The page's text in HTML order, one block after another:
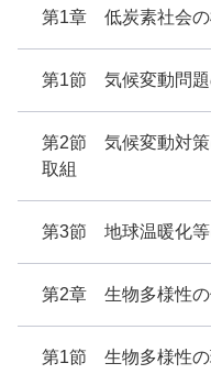
第1章 低炭素社会の
第1節 気候変動問題
第2節 気候変動対策
取組
第3節 地球温暖化等
第2章 生物多様性の
第1節 生物多様性の